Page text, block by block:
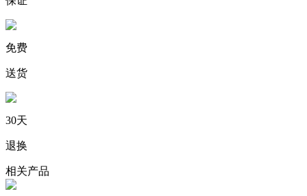
免费
送货
30天
退换
相关产品